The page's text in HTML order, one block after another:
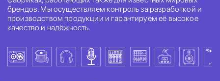
брендов. Мы осуществляем контроль за разработкой и
производством продукции и гарантируем её высокое
качество и надёжность.